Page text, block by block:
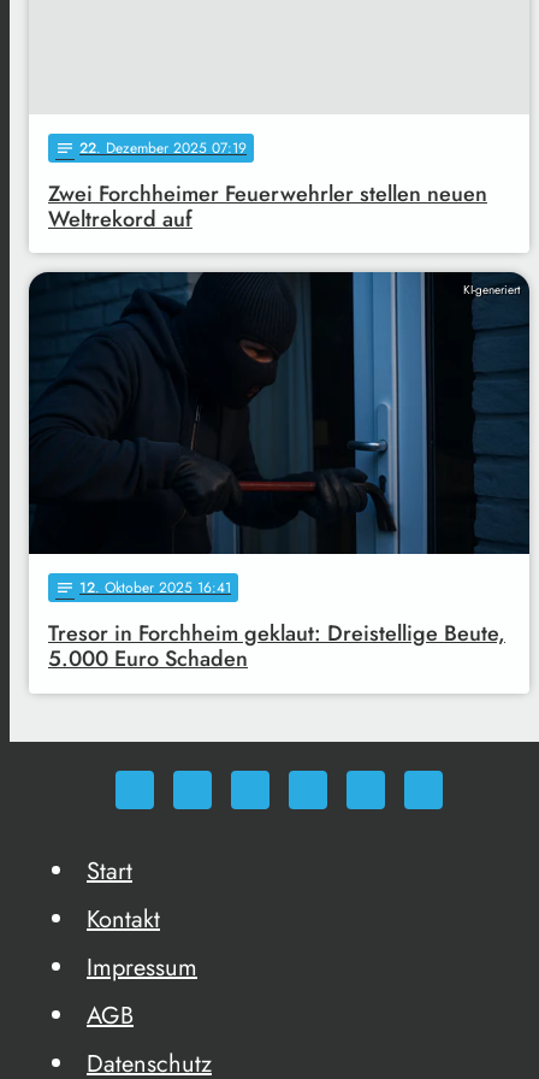
notes 22. Dezember 2025 07:19
Zwei Forchheimer Feuerwehrler stellen neuen
Weltrekord auf
KI-generiert
notes 12. Oktober 2025 16:41
Tresor in Forchheim geklaut: Dreistellige Beute,
5.000 Euro Schaden
Start
Kontakt
Impressum
AGB
Datenschutz